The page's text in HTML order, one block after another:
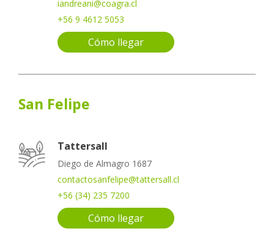
iandreani@coagra.cl
+56 9 4612 5053
Cómo llegar
San Felipe
Tattersall
Diego de Almagro 1687
contactosanfelipe@tattersall.cl
+56 (34) 235 7200
Cómo llegar